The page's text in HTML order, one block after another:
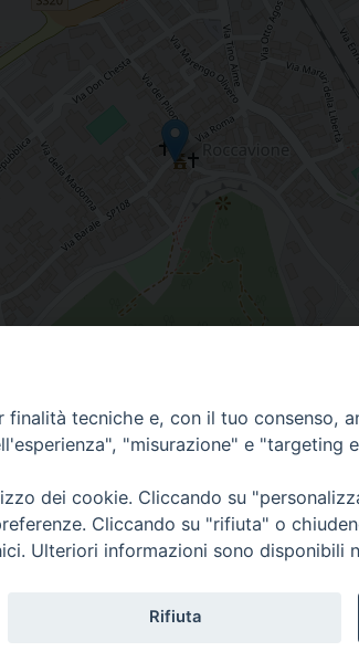
via Amedeo Rossi, 28 -
tecniche e, con il tuo consenso,
"misurazione" e "targeting
dei cookie. Cliccando su
Cliccando su "rifiuta" o
Ulteriori informazioni sono disponibili
Rifiuta